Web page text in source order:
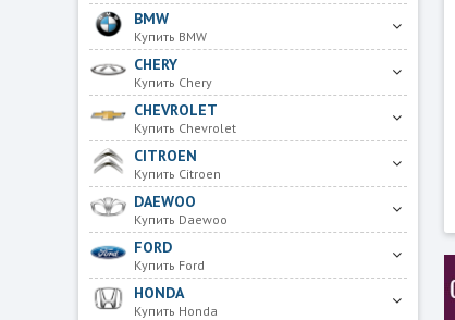
BMW
Купить BMW
CHERY
Купить Chery
CHEVROLET
Купить Chevrolet
CITROEN
Купить Citroen
DAEWOO
Купить Daewoo
FORD
Купить Ford
HONDA
Купить Honda